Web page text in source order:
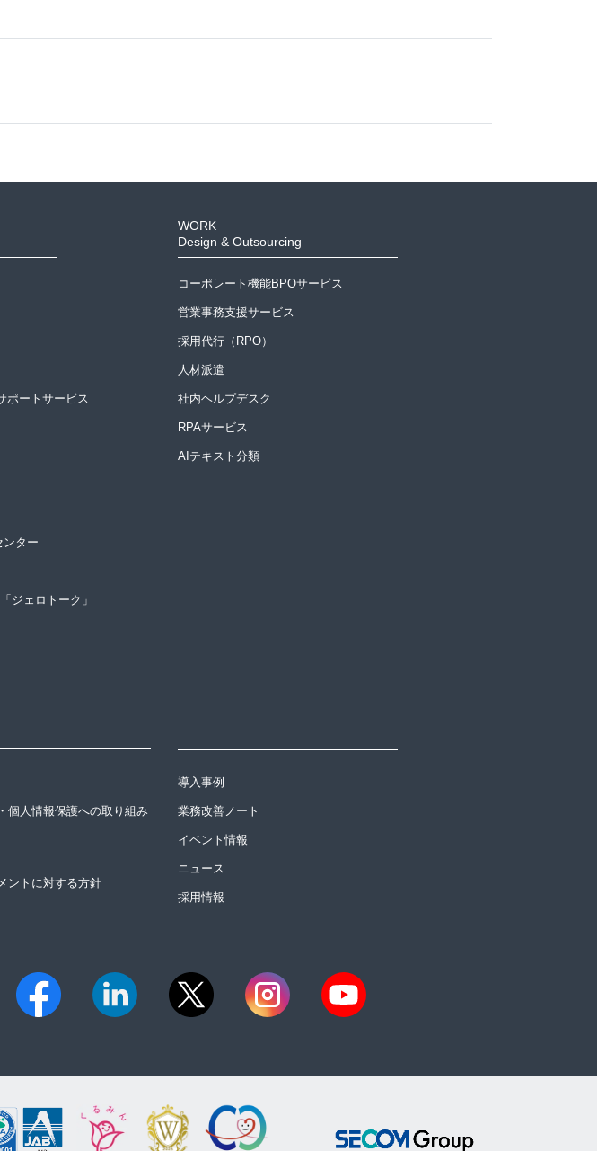
ポートサービス
ンター
ジェロトーク」
WORK
Design & Outsourcing
コーポレート機能BPOサービス
営業事務支援サービス
採用代行（RPO）
人材派遣
社内ヘルプデスク
RPAサービス
AIテキスト分類
個人情報保護への取り組み
ントに対する方針
導入事例
業務改善ノート
イベント情報
ニュース
採用情報